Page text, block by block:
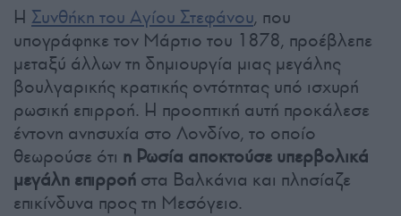
Η Συνθήκη του Αγίου Στεφάνου, που
υπογράφηκε τον Μάρτιο του 1878, προέβλεπε
μεταξύ άλλων τη δημιουργία μιας μεγάλης
βουλγαρικής κρατικής οντότητας υπό ισχυρή
ρωσική επιρροή. Η προοπτική αυτή προκάλεσε
έντονη ανησυχία στο Λονδίνο, το οποίο
θεωρούσε ότι η Ρωσία αποκτούσε υπερβολικά
μεγάλη επιρροή στα Βαλκάνια και πλησίαζε
επικίνδυνα προς τη Μεσόγειο.